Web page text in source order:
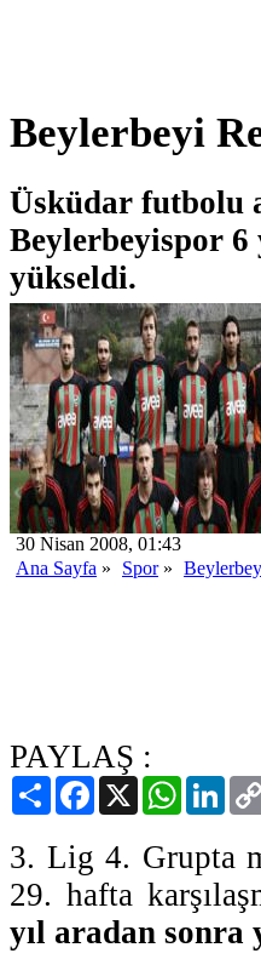
Beylerbeyi
Üsküdar futbolu
Beylerbeyispor 6
yükseldi.
30 Nisan 2008, 01:43
Ana Sayfa » Spor»
PAYLAŞ :
PaylaşFacebook
X WhatsApp
3. Lig 4. Grupta
29. hafta
yıl aradan sonra